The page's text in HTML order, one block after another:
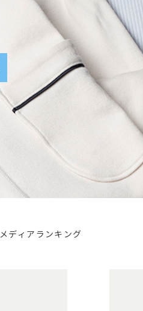
メディア ランキング